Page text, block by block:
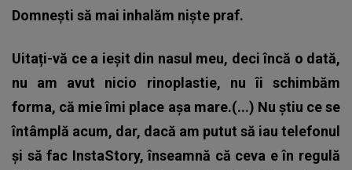
Domnești să mai inhalăm niște praf.
Uitați-vă ce a ieșit din nasul meu, deci încă o dată,
nu am avut nicio rinoplastie, nu îi schimbăm
forma, că mie îmi place așa mare.(...) Nu știu ce se
întâmplă acum, dar, dacă am putut să iau telefonul
și să fac InstaStory, înseamnă că ceva e în regulă